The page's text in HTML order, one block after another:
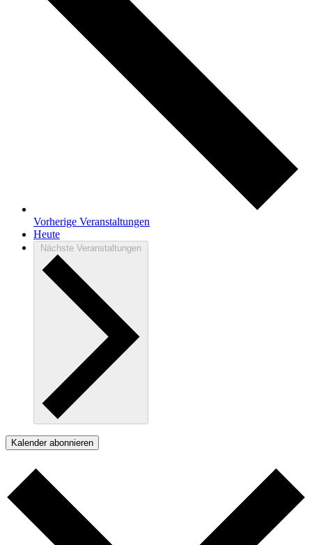
Vorherige Veranstaltungen
Heute
Nächste Veranstaltungen
Kalender abonnieren